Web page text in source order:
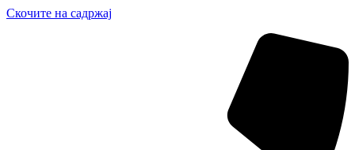
Скочите на садржај